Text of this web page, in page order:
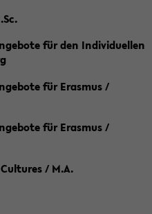
für den Individuellen
für Erasmus /
für Erasmus /
/ M.A.